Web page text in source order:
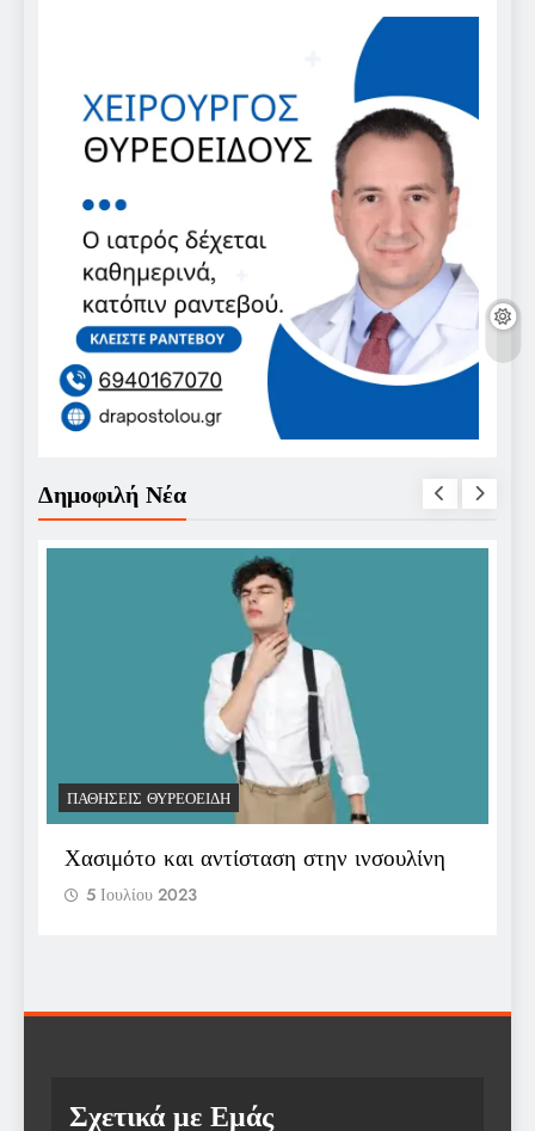
Δημοφιλή Νέα
ΠΑΘΉΣΕΙΣ ΘΥΡΕΟΕΙΔΉ
Χασιμότο και αντίσταση στην ινσουλίνη
5 Ιουλίου 2023
Σχετικά με Εμάς